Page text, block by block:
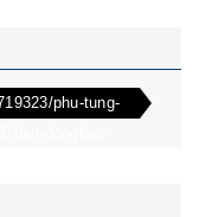
phu-tung-